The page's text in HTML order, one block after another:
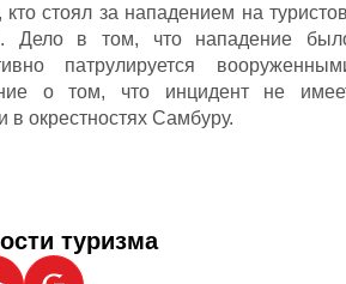
стоял за нападением на
Дело в том, что нападение
патрулируется
о том, что инцидент не
окрестностях Самбуру.
туризма